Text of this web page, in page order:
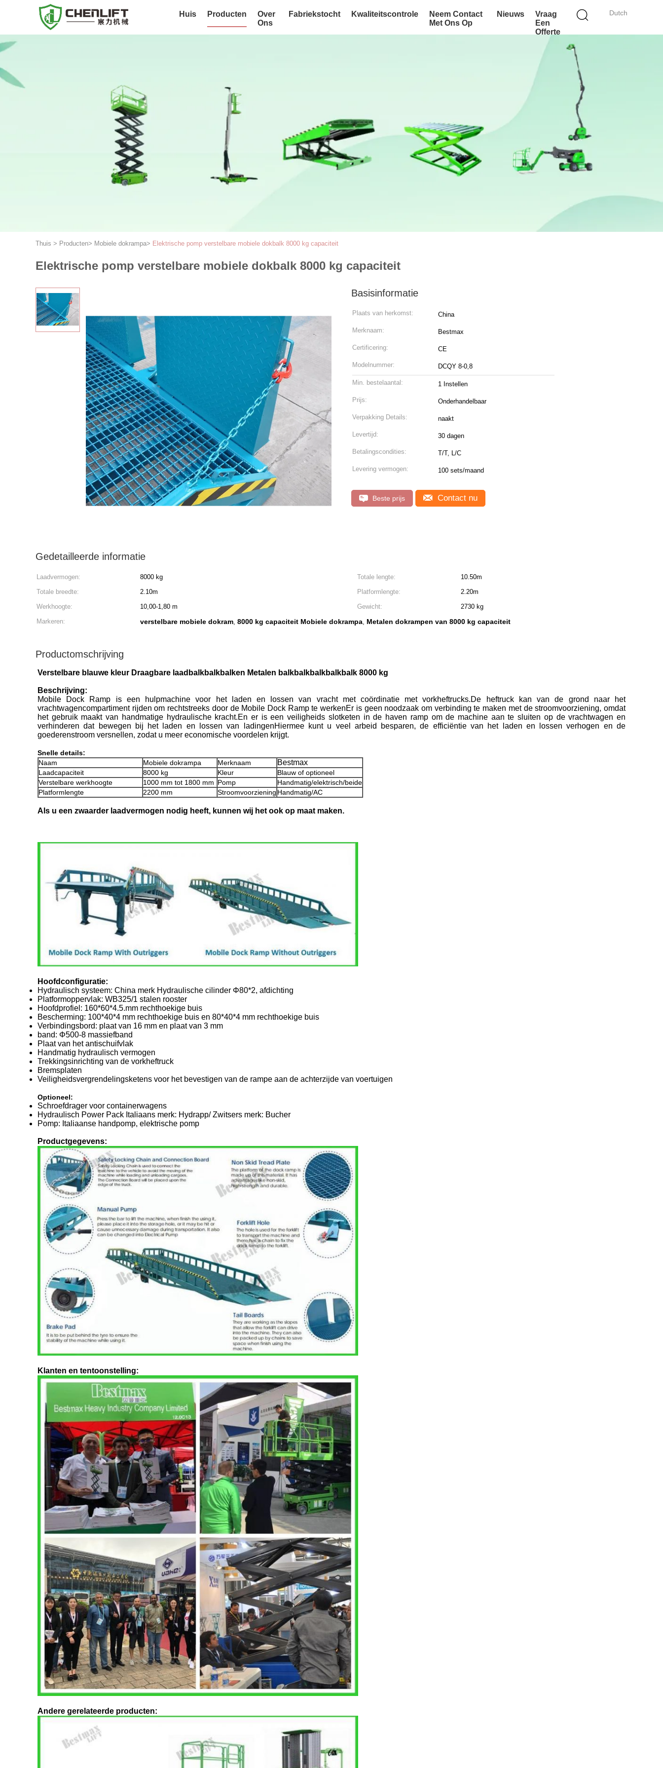
Dutch
Huis Producten
Over
Ons
Fabriekstocht Kwaliteitscontrole
Neem Contact
Met Ons Op
Nieuws
Vraag
Een
Offerte
Thuis > Producten> Mobiele dokrampa> Elektrische pomp verstelbare mobiele dokbalk 8000 kg capaciteit
Elektrische pomp verstelbare mobiele dokbalk 8000 kg capaciteit
Basisinformatie
Plaats van herkomst: China
Merknaam: Bestmax
Certificering: CE
Modelnummer: DCQY 8-0,8
Min. bestelaantal: 1 Instellen
Prijs: Onderhandelbaar
Verpakking Details: naakt
Levertijd: 30 dagen
Betalingscondities: T/T, L/C
Levering vermogen: 100 sets/maand
Beste prijs Contact nu
Gedetailleerde informatie
Laadvermogen: 8000 kg Totale lengte:
10.50m
Totale breedte:
2.10m Platformlengte:
2.20m
Werkhoogte:
10,00-1,80 m Gewicht:
2730 kg
Markeren:
verstelbare mobiele dokram, 8000 kg capaciteit Mobiele dokrampa, Metalen dokrampen van 8000 kg capaciteit
Productomschrijving
Verstelbare blauwe kleur Draagbare laadbalkbalkbalken Metalen balkbalkbalkbalkbalk 8000 kg
Beschrijving:
Mobile Dock Ramp is een hulpmachine voor het laden en lossen van vracht met coördinatie met vorkheftrucks.De heftruck kan van de grond naar het
vrachtwagencompartiment rijden om rechtstreeks door de Mobile Dock Ramp te werkenEr is geen noodzaak om verbinding te maken met de stroomvoorziening, omdat
het gebruik maakt van handmatige hydraulische kracht.En er is een veiligheids slotketen in de haven ramp om de machine aan te sluiten op de vrachtwagen en
verhinderen dat bewegen bij het laden en lossen van ladingenHiermee kunt u veel arbeid besparen, de efficiëntie van het laden en lossen verhogen en de
goederenstroom versnellen, zodat u meer economische voordelen krijgt.
Snelle details:
Naam
Mobiele dokrampa Merknaam Bestmax
Laadcapaciteit 8000 kg Kleur
Blauw of optioneel
Verstelbare werkhoogte
1000 mm tot 1800 mm Pomp
Handmatig/elektrisch/beide
Platformlengte
2200 mm Stroomvoorziening Handmatig/AC
Als u een zwaarder laadvermogen nodig heeft, kunnen wij het ook op maat maken.
Hoofdconfiguratie:
Hydraulisch systeem: China merk Hydraulische cilinder Φ80*2, afdichting
Platformoppervlak: WB325/1 stalen rooster
Hoofdprofiel: 160*60*4.5.mm rechthoekige buis
Bescherming: 100*40*4 mm rechthoekige buis en 80*40*4 mm rechthoekige buis
Verbindingsbord: plaat van 16 mm en plaat van 3 mm
band: Φ500-8 massiefband
Plaat van het antischuifvlak
Handmatig hydraulisch vermogen
Trekkingsinrichting van de vorkheftruck
Bremsplaten
Veiligheidsvergrendelingsketens voor het bevestigen van de rampe aan de achterzijde van voertuigen
Optioneel:
Schroefdrager voor containerwagens
Hydraulisch Power Pack Italiaans merk: Hydrapp/ Zwitsers merk: Bucher
Pomp: Italiaanse handpomp, elektrische pomp
Productgegevens:
Klanten en tentoonstelling:
Andere gerelateerde producten: